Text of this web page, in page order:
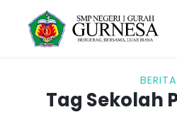
BERITA
Tag Sekolah